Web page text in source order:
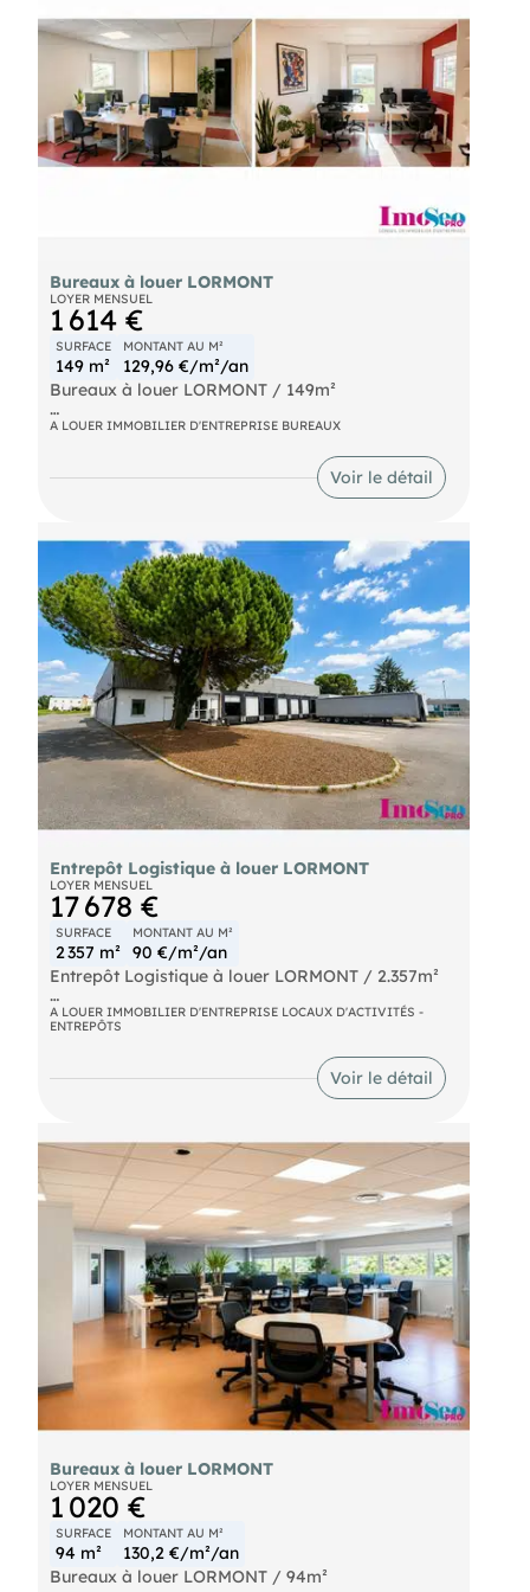
Bureaux à louer LORMONT
LOYER MENSUEL
1 614 €
SURFACE
149 m²
MONTANT AU M²
129,96 €/m²/an
Bureaux à louer LORMONT / 149m²
Proche de la sortie n°1 de la rocade, de l'A10, et
d'environ 149m² à louer. 7 Bureaux indépendants
en R+1. Salle de repos, kitchenette, terrasse
communes. Nombreuses places de parking sur une
A LOUER IMMOBILIER D'ENTREPRISE BUREAUX
Voir le détail
Entrepôt Logistique à louer LORMONT
LOYER MENSUEL
17 678 €
SURFACE
2 357 m²
MONTANT AU M²
90 €/m²/an
Entrepôt Logistique à louer LORMONT / 2.357m²
Situé entre la sortie n°1 et n°2 de la rocade, à
proximité de la A10 et du tram A. Sur une parcelle
privative close et sécurisé d'environ 10.271 m²,
Entrepôt logistique d'environ 2.375m² composé
d'une surface de stockage d'environ1.875m²
bureaux aménagé et entièrement climatisé.
A LOUER IMMOBILIER D'ENTREPRISE LOCAUX D'ACTIVITÉS -
ENTREPÔTS
Voir le détail
Bureaux à louer LORMONT
LOYER MENSUEL
1 020 €
SURFACE
94 m²
MONTANT AU M²
130,2 €/m²/an
Bureaux à louer LORMONT / 94m²